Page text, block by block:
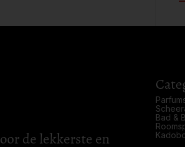
de lekkerste en
Bad &